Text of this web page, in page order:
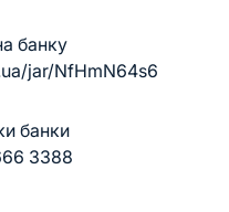
банку
jar/NfHmN64s6
банки
3388